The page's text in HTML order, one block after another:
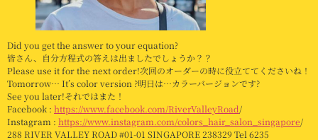
Did you get the answer to your equation?
皆さん、自分方程式の答えは出ましたでしょうか？？
Please use it for the next order!次回のオーダーの時に役立ててくださいね！
Tomorrow… It’s color version ?明日は…カラーバージョンです?
See you later!それではまた！
Facebook : https://www.facebook.com/RiverValleyRoad/
Instagram : https://www.instagram.com/colors_hair_salon_singapore/
288 RIVER VALLEY ROAD #01-01 SINGAPORE 238329 Tel 6235